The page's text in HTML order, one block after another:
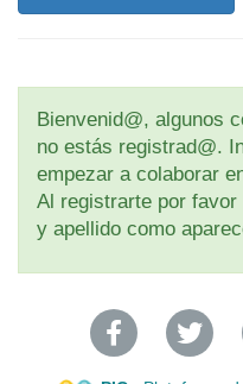
Bienvenid@, algunos
no estás registrad@.
empezar a colaborar
Al registrarte por
y apellido como